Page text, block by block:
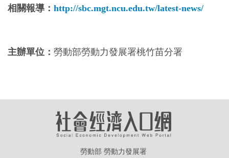
相關報導： http://sbc.mgt.ncu.edu.tw/latest-news/
主辦單位： 勞動部勞動力發展署桃竹苗分署
勞動部 勞動力發展署